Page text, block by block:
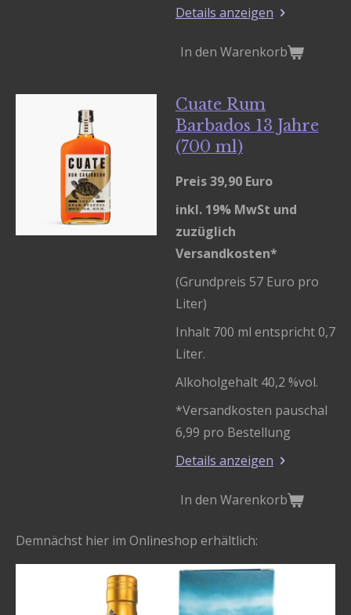
Details anzeigen
In den Warenkorb
Cuate Rum
Barbados 13 Jahre
(700 ml)
Preis 39,90 Euro
inkl. 19% MwSt und
zuzüglich
Versandkosten*
(Grundpreis 57 Euro pro
Liter)
Inhalt 700 ml entspricht 0,7
Liter.
Alkoholgehalt 40,2 %vol.
*Versandkosten pauschal
6,99 pro Bestellung
Details anzeigen
In den Warenkorb
Demnächst hier im Onlineshop erhältlich: